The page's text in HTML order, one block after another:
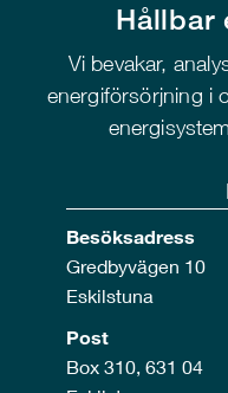
Hållbar
Vi bevakar,
energiförsörjning i
Besöksadress
Gredbyvägen 10
Eskilstuna
Post
Box 310, 631 04